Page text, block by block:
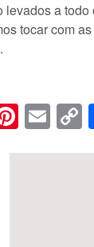
a
tocar com